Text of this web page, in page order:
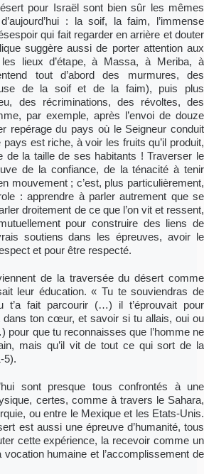
pour Israël sont bien sûr les mêmes
: la soif, la faim, l’immense
qui fait regarder en arrière et douter
suggère aussi de porter attention aux
lieux d’étape, à Massa, à Meriba, à
tout d’abord des murmures, des
de la soif et de la faim), puis plus
des récriminations, des révoltes, des
par exemple, après l’envoi de douze
repérage du pays où le Seigneur conduit
est riche, à voir les fruits qu’il produit,
de la taille de ses habitants ! Traverser le
de la confiance, de la ténacité à tenir
mouvement ; c’est, plus particulièrement,
: apprendre à parler autrement que se
droitement de ce que l’on vit et ressent,
pour construire des liens de
soutiens dans les épreuves, avoir le
et pour être respecté.
de la traversée du désert comme
leur éducation. « Tu te souviendras de
t’a fait parcourir (…) il t’éprouvait pour
dans ton cœur, et savoir si tu allais, oui ou
que tu reconnaisses que l’homme ne
mais qu’il vit de tout ce qui sort de la
5).
sont presque tous confrontés à une
certes, comme à travers le Sahara,
ou entre le Mexique et les Etats-Unis.
est aussi une épreuve d’humanité, tous
cette expérience, la recevoir comme un
humaine et l’accomplissement de